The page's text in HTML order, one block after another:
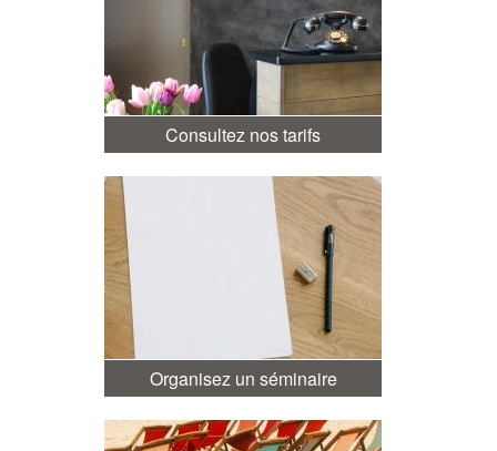
Consultez nos tarifs
Organisez un séminaire